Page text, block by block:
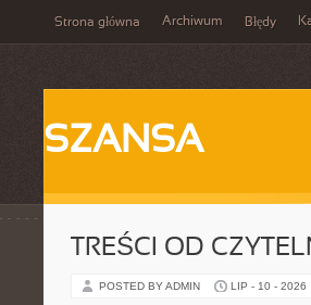
Strona główna Archiwum Błędy
SZANSA
TREŚCI OD
POSTED BY ADMIN LIP - 10 - 2026